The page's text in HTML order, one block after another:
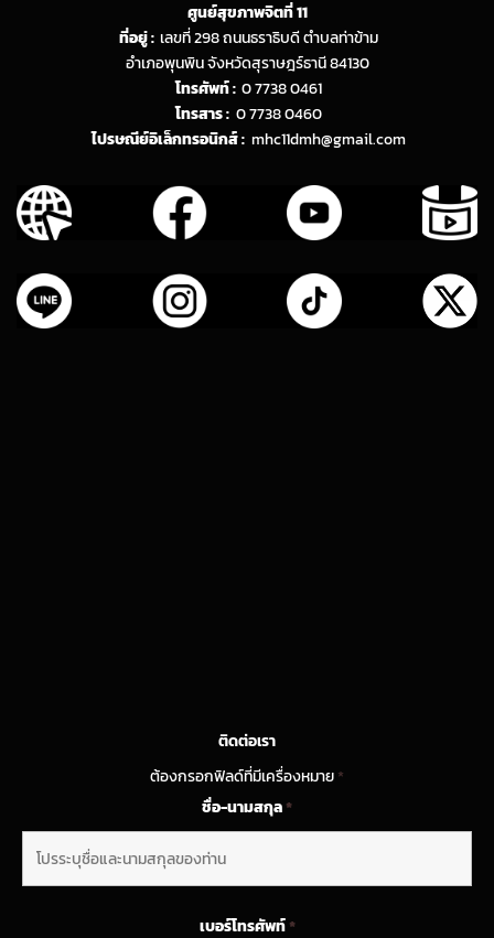
ศูนย์สุขภาพจิตที่ 11
ที่อยู่ : เลขที่ 298 ถนนธราธิบดี ตำบลท่าข้าม
อำเภอพุนพิน จังหวัดสุราษฎร์ธานี 84130
โทรศัพท์ : 0 7738 0461
โทรสาร : 0 7738 0460
ไปรษณีย์อิเล็กทรอนิกส์ : mhc11dmh@gmail.com
ติดต่อเรา
ต้องกรอกฟิลด์ที่มีเครื่องหมาย*
ชื่อ-นามสกุล*
เบอร์โทรศัพท์*